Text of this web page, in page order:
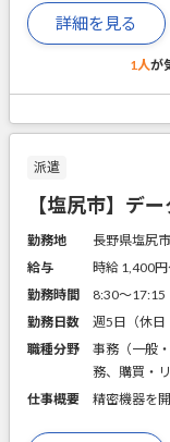
詳細を見る
1人が
派遣
【塩尻市】デ
勤務地
長野県塩尻
給与
時給 1,400
勤務時間
8:30～17:15
勤務日数
週5日（休日
職種分野
事務（一般
務、購買・
仕事概要
精密機器を